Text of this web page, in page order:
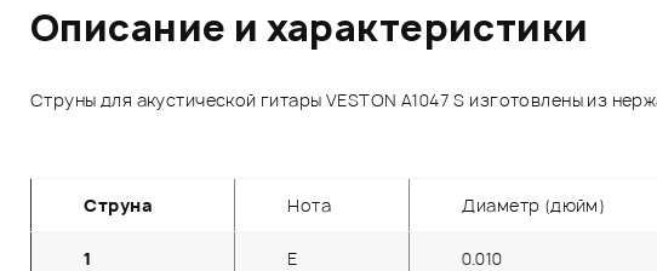
Описание и характеристики
Струны для акустической гитары VESTON A1047 S изготовлены из
Струна Нота Диаметр (дюйм)
1 E 0.010